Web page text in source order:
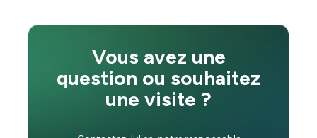
Vous avez une
question ou souhaitez
une visite ?